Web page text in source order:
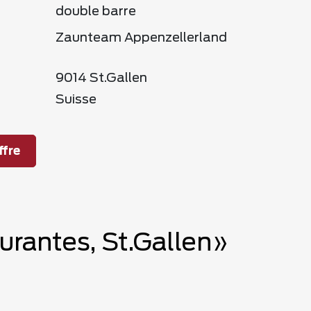
double barre
Zaunteam Appenzellerland
9014 St.Gallen
Suisse
St.Gallen»